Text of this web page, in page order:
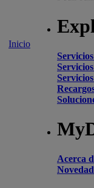
Inicio
Acerca